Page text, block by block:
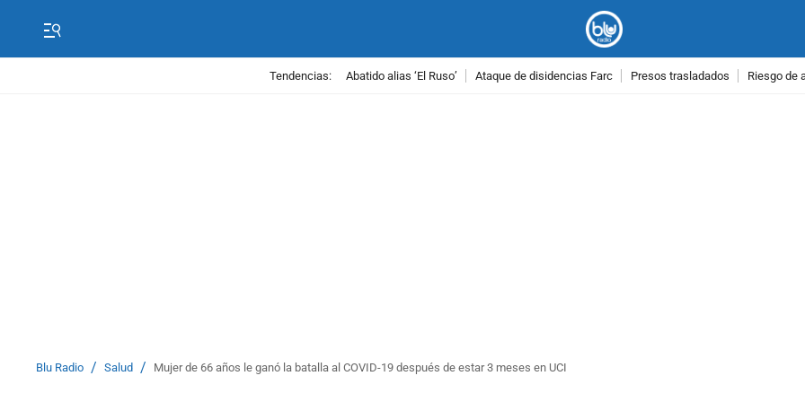
Tendencias: Abatido alias ‘El Ruso’ Ataque de disidencias Farc Presos trasladados Riesgo de
Blu Radio / Salud / Mujer de 66 años le ganó la batalla al COVID-19 después de estar 3 meses en UCI